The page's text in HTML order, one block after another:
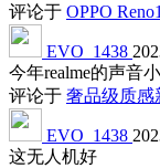
评论于 OPPO
EVO_1438
今年realme的声音
评论于 奢品级质感
EVO_1438
这无人机好